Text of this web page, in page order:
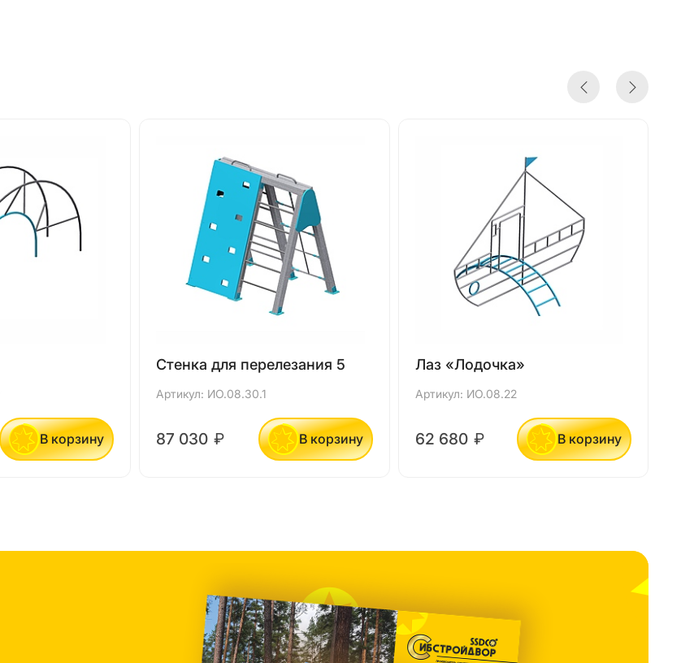
В корзину
Стенка для перелезания 5
Артикул: ИО.08.30.1
87 030 ₽ В корзину
Лаз «Лодочка»
Артикул: ИО.08.22
62 680 ₽ В корзину